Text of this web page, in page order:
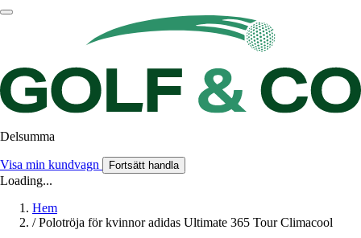
Delsumma
Visa min kundvagn Fortsätt handla
Loading...
Hem
/ Polotröja för kvinnor adidas Ultimate 365 Tour Climacool